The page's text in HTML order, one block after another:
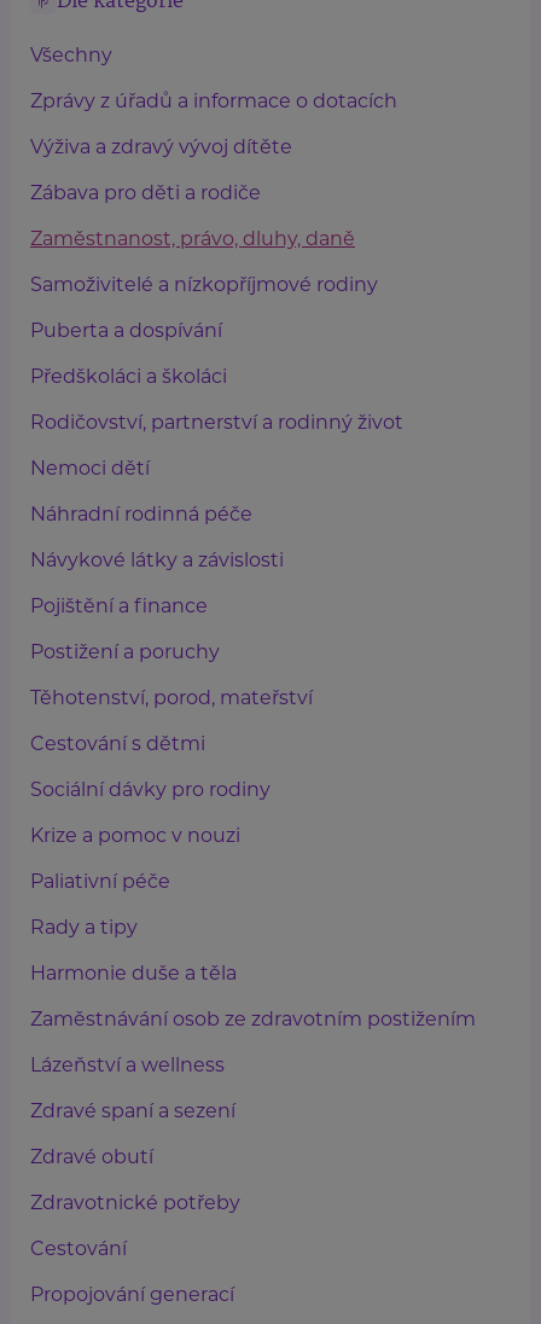
Všechny
Zprávy z úřadů a informace o dotacích
Výživa a zdravý vývoj dítěte
Zábava pro děti a rodiče
Zaměstnanost, právo, dluhy, daně
Samoživitelé a nízkopříjmové rodiny
Puberta a dospívání
Předškoláci a školáci
Rodičovství, partnerství a rodinný život
Nemoci dětí
Náhradní rodinná péče
Návykové látky a závislosti
Pojištění a finance
Postižení a poruchy
Těhotenství, porod, mateřství
Cestování s dětmi
Sociální dávky pro rodiny
Krize a pomoc v nouzi
Paliativní péče
Rady a tipy
Harmonie duše a těla
Zaměstnávání osob ze zdravotním postižením
Lázeňství a wellness
Zdravé spaní a sezení
Zdravé obutí
Zdravotnické potřeby
Cestování
Propojování generací